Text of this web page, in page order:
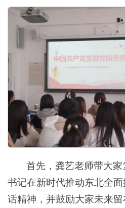
首先，龚艺老师带大
书记在新时代推动东北全
话精神，并鼓励大家未来